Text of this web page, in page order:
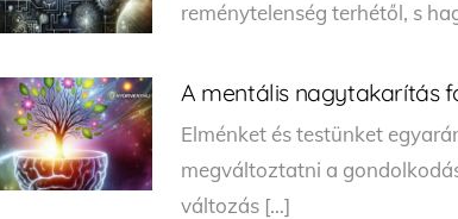
reménytelenség terhétől, s
A mentális nagytakarítás
Elménket és testünket
megváltoztatni a
változás […]